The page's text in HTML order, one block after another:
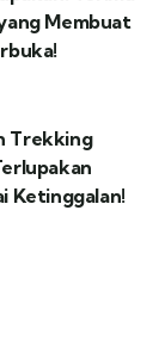
Membuat
Trekking
Ketinggalan!